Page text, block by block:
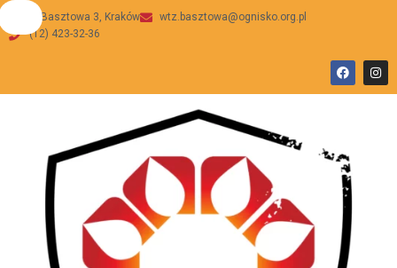
ul Basztowa 3, Kraków
wtz.basztowa@ognisko.org.pl
(12) 423-32-36